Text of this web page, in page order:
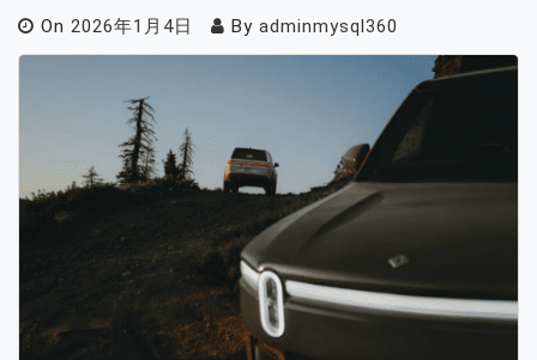
On 2026年1月4日 By adminmysql360